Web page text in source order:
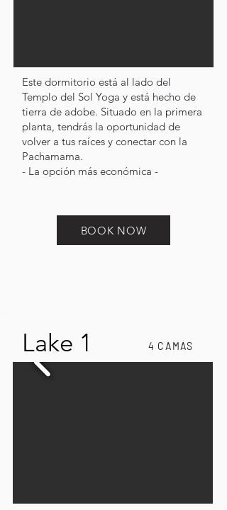
Este dormitorio está al lado del
Templo del Sol Yoga y está hecho de
tierra de adobe. Situado en la primera
planta, tendrás la oportunidad de
volver a tus raíces y conectar con la
Pachamama.
- La opción más económica -
BOOK NOW
Lake 1 4 CAMAS